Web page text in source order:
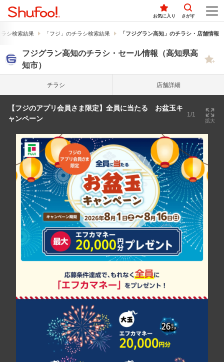
お気に入り さがす
シ検索結果 「フジ」のチラシ検索結果 「フジグラン高知」のチラシ・店舗情報
フジグラン高知のチラシ・セール情報（高知県高
知市）
チラシ 店舗詳細
【フジのアプリ会員さま限定】全員に当たる お盆玉キ
ャンペーン
1/1
拡大